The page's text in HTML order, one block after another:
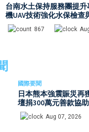
台南水土保持服務團提
機UAV技術強化水保檢查
867
國際要聞
日本熊本強震賑災
壇捐300萬元善款協
Aug 07, 2026